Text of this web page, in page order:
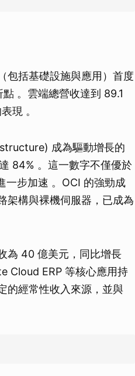
包括基礎設施與應用）首度
。雲端總營收達到 89.1
現 。
成為驅動增長的
84% 。這一數字不僅優於
一步加速 。OCI 的強勁成
架構與裸機伺服器，已成為
為 40 億美元，同比增長
Cloud ERP 等核心應用持
的經常性收入來源，並與